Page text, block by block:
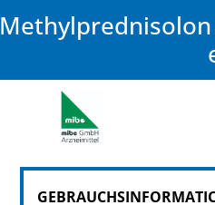
PZN: 11729856
PPN: 111172985655